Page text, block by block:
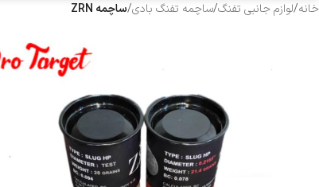
خانه/لوازم جانبی تفنگ/ساچمه تفنگ بادی/ساچمه ZRN